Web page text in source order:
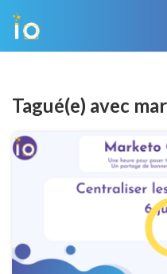
Tagué(e) avec